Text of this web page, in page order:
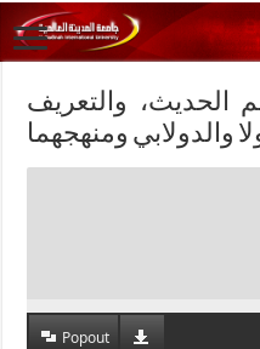
علم الحديث، والتعريف
Popout